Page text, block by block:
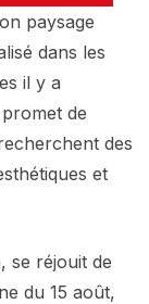
paysage
dans les
il y a
de
des
et
se réjouit de
du 15 août,